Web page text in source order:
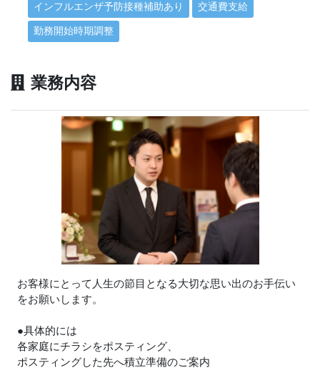
インフルエンザ予防接種補助あり 交通費支給
勤務開始時期調整
業務内容
お客様にとって人生の節目となる大切な思い出のお手伝い
をお願いします。
●具体的には
各家庭にチラシをポスティング、
ポスティングした先へ積立準備のご案内